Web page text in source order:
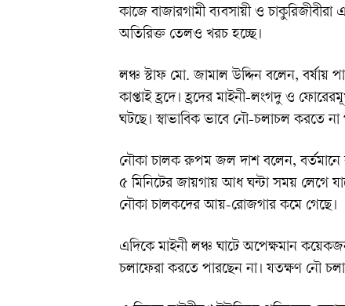
কাজে বাজারগামী ব্যবসায়ী ও
অতিরিক্ত তেলও খরচ হচ্ছে।
লঞ্চ স্টাফ মো. জামাল উদ্দিন বলেন, বর্ষায়
কাপ্তাই হ্রদে। হ্রদের মাইনী-লংগদু ও
ঘটছে। স্বাভাবিক ভাবে নৌ-চলাচল করতে না
নৌকা চালক রুপম জল দাশ বলেন, বর্তমানে
৫ মিনিটের জায়গায় আধ ঘন্টা সময় লেগে
নৌকা চালকদের আয়-রোজগার কমে গেছে।
এদিকে মাইনী লঞ্চ ঘাটে অপেক্ষমান
চলাফেরা করতে পারছেন না। যতক্ষণ নৌ